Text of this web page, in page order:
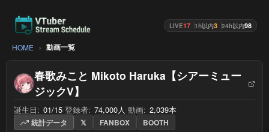
LIVE17 1h以内3 24h以内98
HOME 動画一覧
春歌みこと Mikoto Haruka【シアーミュー
ジックV】
誕生日: 01/15 登録者: 74,000人 動画: 2,039本
統計データ 𝕏 FANBOX BOOTH